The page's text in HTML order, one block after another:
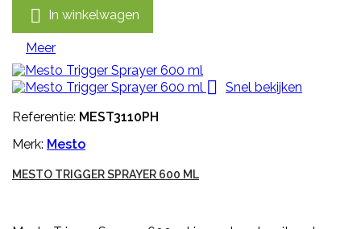
 In winkelwagen
Meer

Snel bekijken
Referentie: MEST3110PH
Merk: Mesto
MESTO TRIGGER SPRAYER 600 ML